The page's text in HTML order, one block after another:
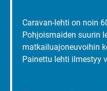
Caravan-lehti on noin
Pohjoismaiden suurin
matkailuajoneuvoihin
Painettu lehti ilmestyy